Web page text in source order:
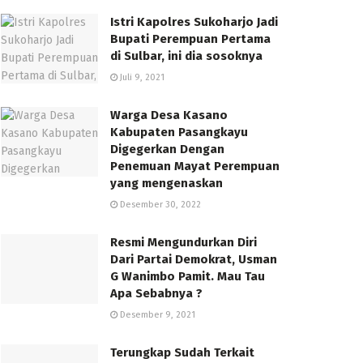
Istri Kapolres Sukoharjo Jadi
Bupati Perempuan Pertama
di Sulbar, ini dia sosoknya
Juli 9, 2021
Warga Desa Kasano
Kabupaten Pasangkayu
Digegerkan Dengan
Penemuan Mayat Perempuan
yang mengenaskan
Desember 30, 2022
Resmi Mengundurkan Diri
Dari Partai Demokrat, Usman
G Wanimbo Pamit. Mau Tau
Apa Sebabnya ?
Desember 9, 2021
Terungkap Sudah Terkait